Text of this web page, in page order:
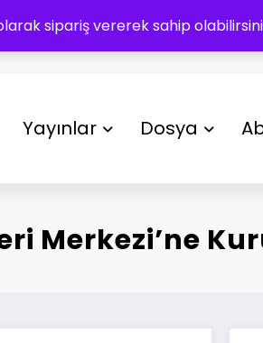
sipariş vererek sahip
Yayınlar Dosya
Merkezi’ne